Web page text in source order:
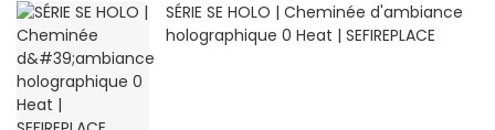
SÉRIE SE HOLO | Cheminée d'ambiance
holographique 0 Heat | SEFIREPLACE